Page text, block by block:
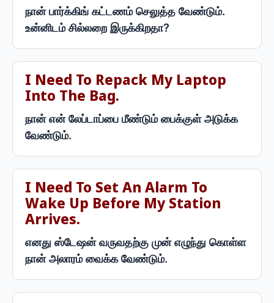
நான் பார்க்கிங் கட்டணம் செலுத்த வேண்டும்.
உன்னிடம் சில்லறை இருக்கிறதா?
I Need To Repack My Laptop
Into The Bag.
நான் என் லேப்டாப்பை மீண்டும் பைக்குள் அடுக்க
வேண்டும்.
I Need To Set An Alarm To
Wake Up Before My Station
Arrives.
எனது ஸ்டேஷன் வருவதற்கு முன் எழுந்து கொள்ள
நான் அலாரம் வைக்க வேண்டும்.